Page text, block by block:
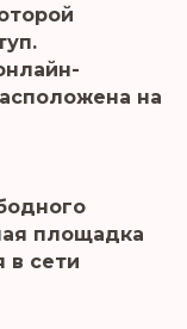
на
площадка
в сети